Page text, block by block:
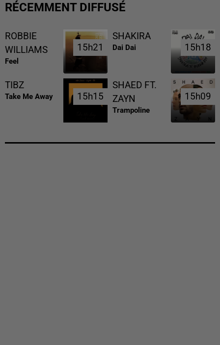
RÉCEMMENT DIFFUSÉ
ROBBIE
WILLIAMS
Feel
15h21
15h21
SHAKIRA
Dai Dai 15h18
15h18
TIBZ
Take Me Away 15h15
15h15
SHAED FT.
ZAYN
Trampoline
15h09
15h09